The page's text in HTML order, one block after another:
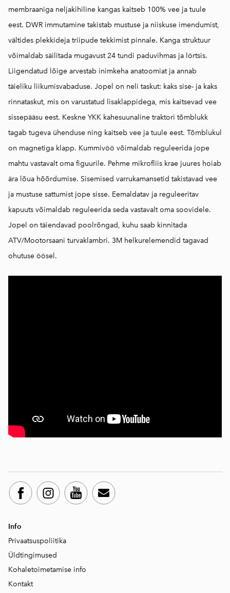
membraaniga neljakihiline kangas kaitseb 100% vee ja tuule
eest. DWR immutamine takistab mustuse ja niiskuse imendumist,
vältides plekkideja triipude tekkimist pinnale. Kanga struktuur
võimaldab säilitada mugavust 24 tundi paduvihmas ja lörtsis.
Liigendatud lõige arvestab inimkeha anatoomiat ja annab
täieliku liikumisvabaduse. Jopel on neli taskut: kaks sise- ja kaks
rinnataskut, mis on varustatud lisaklappidega, mis kaitsevad vee
sissepääsu eest. Keskne YKK kahesuunaline traktori tõmblukk
tagab tugeva ühenduse ning kaitseb vee ja tuule eest. Tõmblukul
on magnetiga klapp. Kummivöö võimaldab reguleerida jope
mahtu vastavalt oma figuurile. Pehme mikrofliis krae juures hoiab
ära lõua hõõrdumise. Sisemised varrukamansetid takistavad vee
ja mustuse sattumist jope sisse. Eemaldatav ja reguleeritav
kapuuts võimaldab reguleerida seda vastavalt oma soovidele.
Jopel on täiendavad poolrõngad, kuhu saab kinnitada
ATV/Mootorsaani turvaklambri. 3M helkurelemendid tagavad
ohutuse öösel.
Info
Privaatsuspoliitika
Üldtingimused
Kohaletoimetamise info
Kontakt